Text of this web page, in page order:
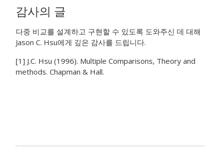
감사의 글
다중 비교를 설계하고 구현할 수 있도록 도와주신 데 대해
Jason C. Hsu에게 깊은 감사를 드립니다.
[1] J.C. Hsu (1996). Multiple Comparisons, Theory and
methods. Chapman & Hall.